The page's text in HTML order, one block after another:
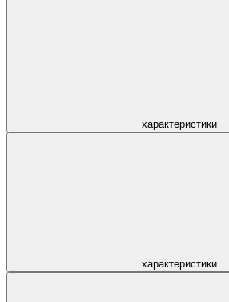
характеристики
характеристики